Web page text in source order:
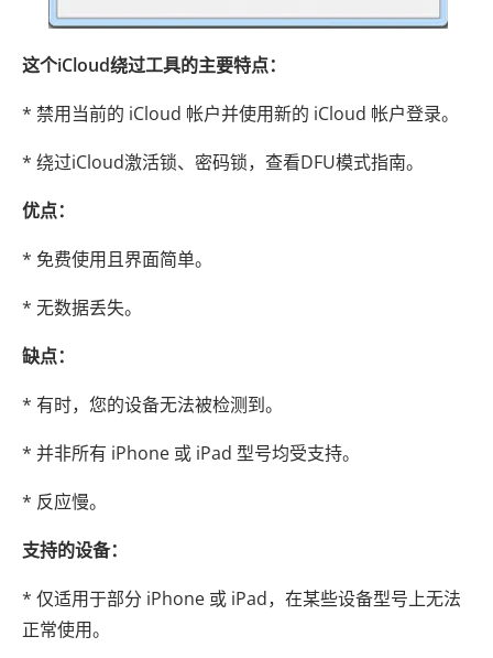
这个iCloud绕过工具的主要特点：
* 禁用当前的 iCloud 帐户并使用新的 iCloud 帐户登录。
* 绕过iCloud激活锁、密码锁，查看DFU模式指南。
优点：
* 免费使用且界面简单。
* 无数据丢失。
缺点：
* 有时，您的设备无法被检测到。
* 并非所有 iPhone 或 iPad 型号均受支持。
* 反应慢。
支持的设备：
* 仅适用于部分 iPhone 或 iPad，在某些设备型号上无法
正常使用。